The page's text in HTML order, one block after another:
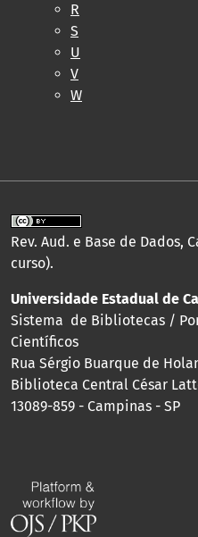
R
S
U
V
W
Rev. Aud. e Base de Dados,
curso).
Universidade Estadual de
Sistema de Bibliotecas /
Científicos
Rua Sérgio Buarque de
Biblioteca Central César
13089-859 - Campinas - SP